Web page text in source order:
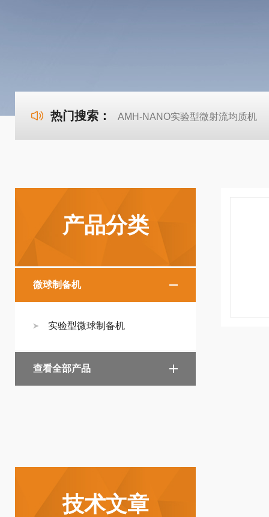
热门搜索： AMH-NANO实验型微射流均质机
产品分类
微球制备机
实验型微球制备机
查看全部产品
技术文章